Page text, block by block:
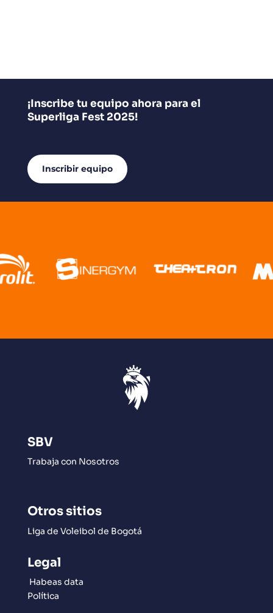
¡Inscribe tu equipo ahora para el
Superliga Fest 2025!
Inscribir equipo
SBV
Trabaja con Nosotros
Otros sitios
Liga de Voleibol de Bogotá
Legal
Habeas data
Política